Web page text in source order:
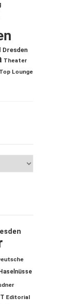
Dresden
Theater
Top Lounge
Editorial